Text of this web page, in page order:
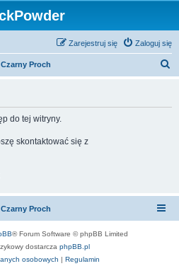
Zaloguj się
Zarejestruj się
Proch
do tej witryny.
skontaktować się z
Proch
® Forum Software © phpBB Limited
dostarcza phpBB.pl
osobowych | Regulamin